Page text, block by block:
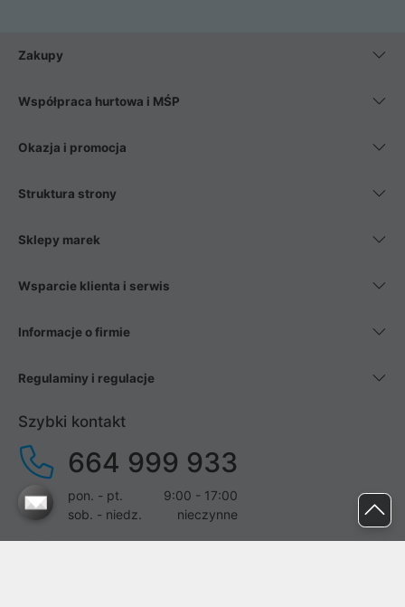
Zakupy
Współpraca hurtowa i MŚP
Okazja i promocja
Struktura strony
Sklepy marek
Wsparcie klienta i serwis
Informacje o firmie
Regulaminy i regulacje
Szybki kontakt
664 999 933
pon. - pt.
9:00 - 17:00
sob. - niedz.
nieczynne